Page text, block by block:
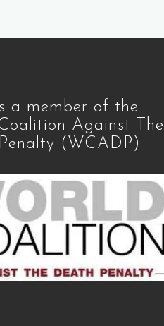
a member of the
Against The
(WCADP)